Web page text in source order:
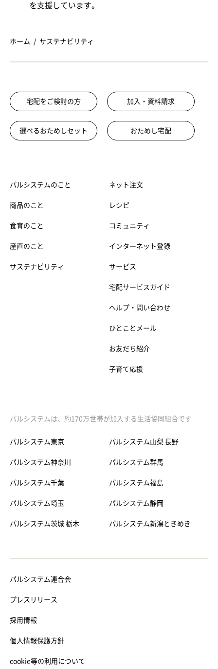
を支援しています。
ホーム サステナビリティ
宅配をご検討の方 加入・資料請求
選べるおためしセット おためし宅配
パルシステムのこと
商品のこと
食育のこと
産直のこと
サステナビリティ
ネット注文
レシピ
コミュニティ
インターネット登録
サービス
宅配サービスガイド
ヘルプ・問い合わせ
ひとことメール
お友だち紹介
子育て応援
パルシステムは、約170万世帯が加入する生活協同組合です
パルシステム東京
パルシステム神奈川
パルシステム千葉
パルシステム埼玉
パルシステム茨城 栃木
パルシステム山梨 長野
パルシステム群馬
パルシステム福島
パルシステム静岡
パルシステム新潟ときめき
パルシステム連合会
プレスリリース
採用情報
個人情報保護方針
cookie等の利用について